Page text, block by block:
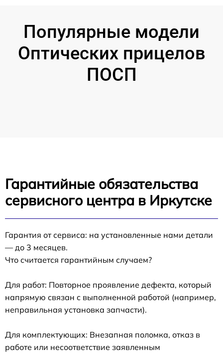
Популярные модели
Оптических прицелов
ПОСП
Гарантийные обязательства
сервисного центра в Иркутске
Гарантия от сервиса: на установленные нами детали
— до 3 месяцев.
Что считается гарантийным случаем?
Для работ: Повторное проявление дефекта, который
напрямую связан с выполненной работой (например,
неправильная установка запчасти).
Для комплектующих: Внезапная поломка, отказ в
работе или несоответствие заявленным